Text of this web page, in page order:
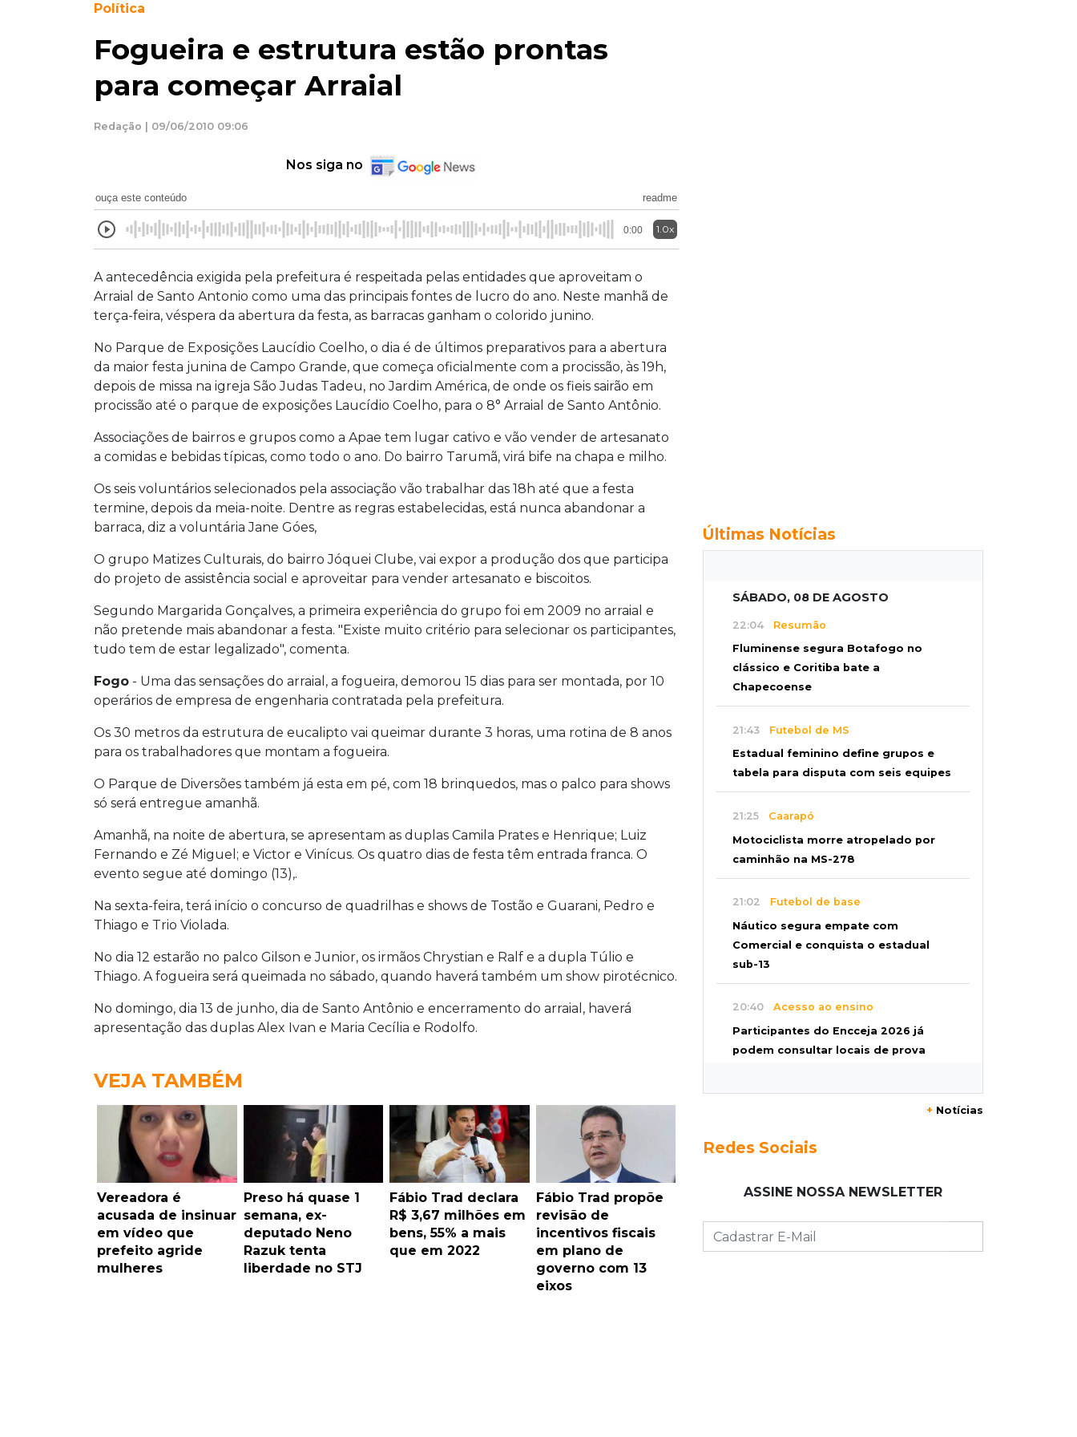
Política
Fogueira e estrutura estão prontas
para começar Arraial
Redação | 09/06/2010 09:06
Nos siga no
ouça este conteúdo readme
0:00 1.0x
A antecedência exigida pela prefeitura é respeitada pelas entidades que aproveitam o
Arraial de Santo Antonio como uma das principais fontes de lucro do ano. Neste manhã de
terça-feira, véspera da abertura da festa, as barracas ganham o colorido junino.
No Parque de Exposições Laucídio Coelho, o dia é de últimos preparativos para a abertura
da maior festa junina de Campo Grande, que começa oficialmente com a procissão, às 19h,
depois de missa na igreja São Judas Tadeu, no Jardim América, de onde os fieis sairão em
procissão até o parque de exposições Laucídio Coelho, para o 8° Arraial de Santo Antônio.
Associações de bairros e grupos como a Apae tem lugar cativo e vão vender de artesanato
a comidas e bebidas típicas, como todo o ano. Do bairro Tarumã, virá bife na chapa e milho.
Os seis voluntários selecionados pela associação vão trabalhar das 18h até que a festa
termine, depois da meia-noite. Dentre as regras estabelecidas, está nunca abandonar a
barraca, diz a voluntária Jane Góes,
O grupo Matizes Culturais, do bairro Jóquei Clube, vai expor a produção dos que participa
do projeto de assistência social e aproveitar para vender artesanato e biscoitos.
Segundo Margarida Gonçalves, a primeira experiência do grupo foi em 2009 no arraial e
não pretende mais abandonar a festa. "Existe muito critério para selecionar os participantes,
tudo tem de estar legalizado", comenta.
Fogo - Uma das sensações do arraial, a fogueira, demorou 15 dias para ser montada, por 10
operários de empresa de engenharia contratada pela prefeitura.
Os 30 metros da estrutura de eucalipto vai queimar durante 3 horas, uma rotina de 8 anos
para os trabalhadores que montam a fogueira.
O Parque de Diversões também já esta em pé, com 18 brinquedos, mas o palco para shows
só será entregue amanhã.
Amanhã, na noite de abertura, se apresentam as duplas Camila Prates e Henrique; Luiz
Fernando e Zé Miguel; e Victor e Vinícus. Os quatro dias de festa têm entrada franca. O
evento segue até domingo (13),.
Na sexta-feira, terá início o concurso de quadrilhas e shows de Tostão e Guarani, Pedro e
Thiago e Trio Violada.
No dia 12 estarão no palco Gilson e Junior, os irmãos Chrystian e Ralf e a dupla Túlio e
Thiago. A fogueira será queimada no sábado, quando haverá também um show pirotécnico.
No domingo, dia 13 de junho, dia de Santo Antônio e encerramento do arraial, haverá
apresentação das duplas Alex Ivan e Maria Cecília e Rodolfo.
VEJA TAMBÉM
Vereadora é
acusada de insinuar
em vídeo que
prefeito agride
mulheres
Preso há quase 1
semana, ex-
deputado Neno
Razuk tenta
liberdade no STJ
Fábio Trad declara
R$ 3,67 milhões em
bens, 55% a mais
que em 2022
Fábio Trad propõe
revisão de
incentivos fiscais
em plano de
governo com 13
eixos
Últimas Notícias
SÁBADO, 08 DE AGOSTO
22:04 Resumão
Fluminense segura Botafogo no
clássico e Coritiba bate a
Chapecoense
21:43 Futebol de MS
Estadual feminino define grupos e
tabela para disputa com seis equipes
21:25 Caarapó
Motociclista morre atropelado por
caminhão na MS-278
21:02 Futebol de base
Náutico segura empate com
Comercial e conquista o estadual
sub-13
20:40 Acesso ao ensino
Participantes do Encceja 2026 já
podem consultar locais de prova
20:29Pedro Gomes
jogo que vale acesso inédito à Série
A2
+ Notícias
Redes Sociais
ASSINE NOSSA NEWSLETTER